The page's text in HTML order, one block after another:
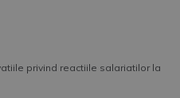
privind reactiile salariatilor la